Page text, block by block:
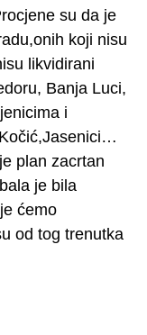
su da je
koji nisu
likvidirani
Banja Luci,
i
plan zacrtan
je bila
ćemo
od tog trenutka